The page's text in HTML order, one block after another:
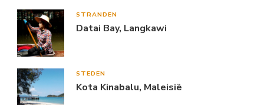
STRANDEN
Datai Bay, Langkawi
STEDEN
Kota Kinabalu, Maleisië